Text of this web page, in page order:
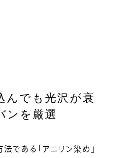
んでも光沢が衰
ンを厳選
である「アニリン染め」